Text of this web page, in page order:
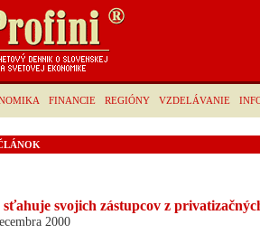
FINANCIE REGIÓNY VZDELÁVANIE
sťahuje svojich zástupcov z
2000